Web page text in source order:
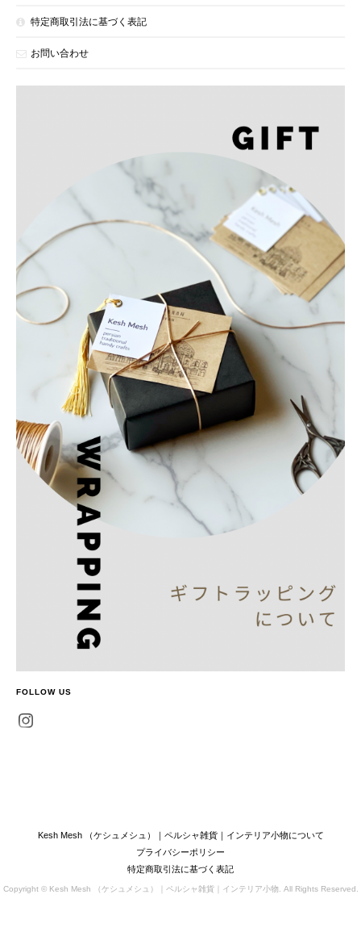
特定商取引法に基づく表記
お問い合わせ
FOLLOW US
Kesh Mesh （ケシュメシュ）｜ペルシャ雑貨｜インテリア小物について
プライバシーポリシー
特定商取引法に基づく表記
Copyright © Kesh Mesh （ケシュメシュ）｜ペルシャ雑貨｜インテリア小物. All Rights Reserved.